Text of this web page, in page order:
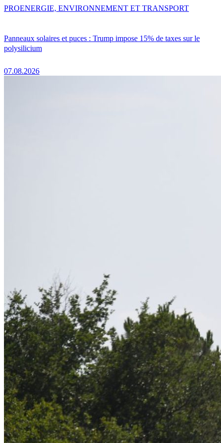
Panneaux solaires et puces : Trump impose 15% de taxes sur le
polysilicium
07.08.2026
PROENERGIE, ENVIRONNEMENT ET TRANSPORT